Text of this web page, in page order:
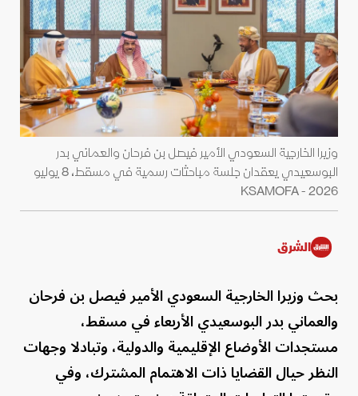
وزيرا الخارجية السعودي الأمير فيصل بن فرحان والعماني بدر
البوسعيدي يعقدان جلسة مباحثات رسمية في مسقط، 8 يوليو
2026 - KSAMOFA
الشرق
بحث وزيرا الخارجية السعودي الأمير فيصل بن فرحان
والعماني بدر البوسعيدي الأربعاء في مسقط،
مستجدات الأوضاع الإقليمية والدولية، وتبادلا وجهات
النظر حيال القضايا ذات الاهتمام المشترك، وفي